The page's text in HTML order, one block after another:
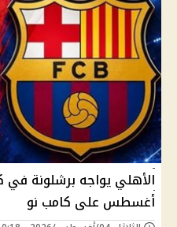
أغسطس على كامب نو